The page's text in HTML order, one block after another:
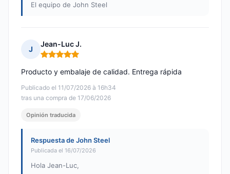
El equipo de John Steel
J
Jean-Luc J.
Nota: 5 de 5
Publicado el 11/07/2026 à 16h34
tras una compra de 17/06/2026
Producto y embalaje de calidad. Entrega rápida
Opinión traducida
Respuesta de John Steel
Publicada el 16/07/2026
Hola Jean-Luc,